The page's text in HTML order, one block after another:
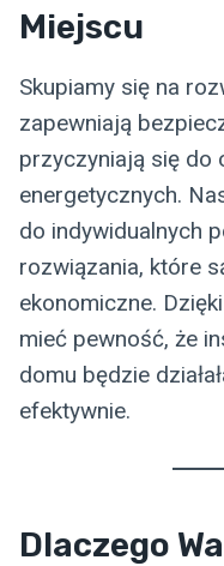
Miejscu
Skupiamy się na
zapewniają
przyczyniają się do
energetycznych.
do indywidualnych
rozwiązania, które
ekonomiczne.
mieć pewność, że
domu będzie
efektywnie.
Dlaczego